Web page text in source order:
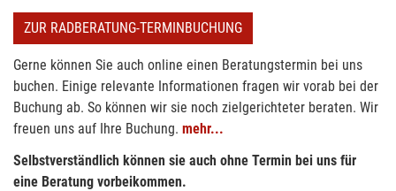
ZUR RADBERATUNG-TERMINBUCHUNG
Gerne können Sie auch online einen Beratungstermin bei uns
buchen. Einige relevante Informationen fragen wir vorab bei der
Buchung ab. So können wir sie noch zielgerichteter beraten. Wir
freuen uns auf Ihre Buchung. mehr...
Selbstverständlich können sie auch ohne Termin bei uns für
eine Beratung vorbeikommen.